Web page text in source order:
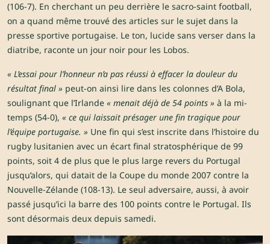
(106-7). En cherchant un peu derrière le sacro-saint football,
on a quand même trouvé des articles sur le sujet dans la
presse sportive portugaise. Le ton, lucide sans verser dans la
diatribe, raconte un jour noir pour les Lobos.
« L’essai pour l’honneur n’a pas réussi à effacer la douleur du
résultat final » peut-on ainsi lire dans les colonnes d’A Bola,
soulignant que l’Irlande « menait déjà de 54 points » à la mi-
temps (54-0), « ce qui laissait présager une fin tragique pour
l’équipe portugaise. » Une fin qui s’est inscrite dans l’histoire du
rugby lusitanien avec un écart final stratosphérique de 99
points, soit 4 de plus que le plus large revers du Portugal
jusqu’alors, qui datait de la Coupe du monde 2007 contre la
Nouvelle-Zélande (108-13). Le seul adversaire, aussi, à avoir
passé jusqu’ici la barre des 100 points contre le Portugal. Ils
sont désormais deux depuis samedi.